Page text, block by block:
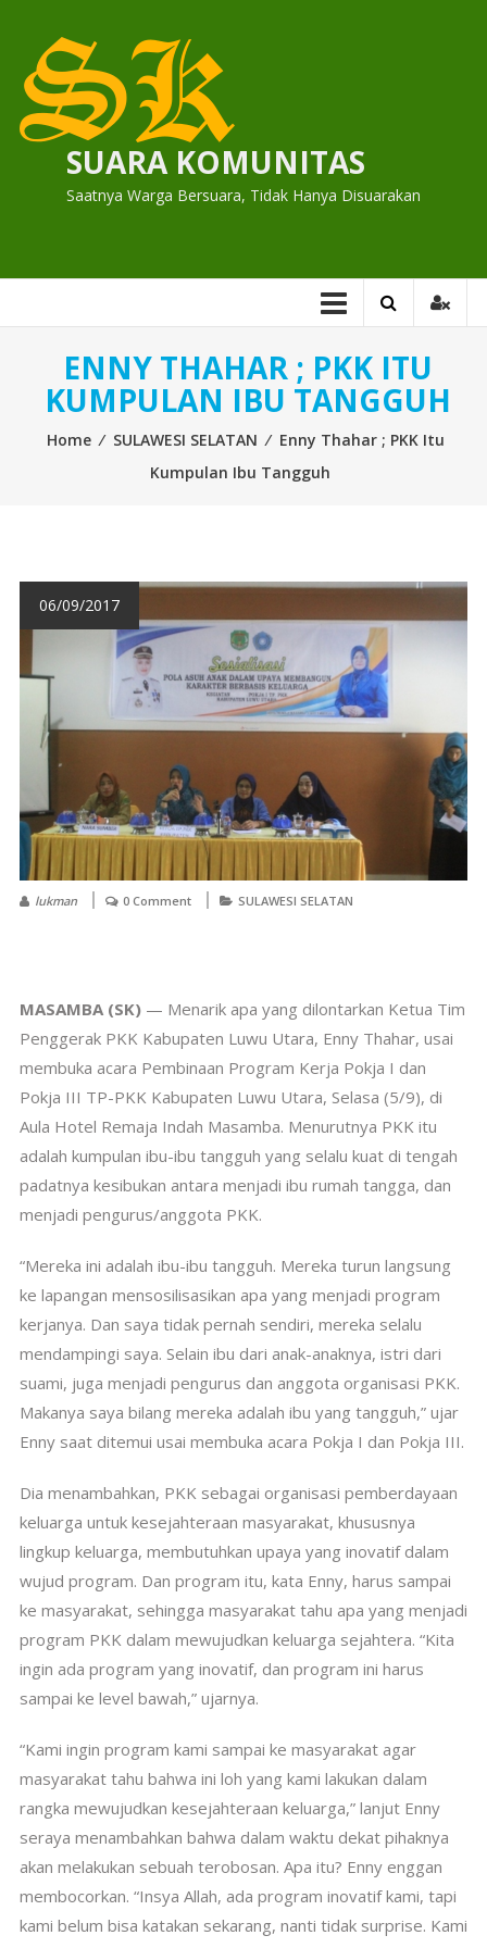
content
SUARA KOMUNITAS
Saatnya Warga Bersuara, Tidak Hanya Disuarakan
ENNY THAHAR ; PKK ITU
KUMPULAN IBU TANGGUH
Home ⁄ SULAWESI SELATAN ⁄ Enny Thahar ; PKK Itu
Kumpulan Ibu Tangguh
06/09/2017
lukman 0 Comment SULAWESI SELATAN
MASAMBA (SK)— Menarik apa yang dilontarkan Ketua Tim
Penggerak PKK Kabupaten Luwu Utara, Enny Thahar, usai
membuka acara Pembinaan Program Kerja Pokja I dan
Pokja III TP-PKK Kabupaten Luwu Utara, Selasa (5/9), di
Aula Hotel Remaja Indah Masamba. Menurutnya PKK itu
adalah kumpulan ibu-ibu tangguh yang selalu kuat di tengah
padatnya kesibukan antara menjadi ibu rumah tangga, dan
menjadi pengurus/anggota PKK.
“Mereka ini adalah ibu-ibu tangguh. Mereka turun langsung
ke lapangan mensosilisasikan apa yang menjadi program
kerjanya. Dan saya tidak pernah sendiri, mereka selalu
mendampingi saya. Selain ibu dari anak-anaknya, istri dari
suami, juga menjadi pengurus dan anggota organisasi PKK.
Makanya saya bilang mereka adalah ibu yang tangguh,” ujar
Enny saat ditemui usai membuka acara Pokja I dan Pokja III.
Dia menambahkan, PKK sebagai organisasi pemberdayaan
keluarga untuk kesejahteraan masyarakat, khususnya
lingkup keluarga, membutuhkan upaya yang inovatif dalam
wujud program. Dan program itu, kata Enny, harus sampai
ke masyarakat, sehingga masyarakat tahu apa yang menjadi
program PKK dalam mewujudkan keluarga sejahtera. “Kita
ingin ada program yang inovatif, dan program ini harus
sampai ke level bawah,” ujarnya.
“Kami ingin program kami sampai ke masyarakat agar
masyarakat tahu bahwa ini loh yang kami lakukan dalam
rangka mewujudkan kesejahteraan keluarga,” lanjut Enny
seraya menambahkan bahwa dalam waktu dekat pihaknya
akan melakukan sebuah terobosan. Apa itu? Enny enggan
membocorkan. “Insya Allah, ada program inovatif kami, tapi
kami belum bisa katakan sekarang, nanti tidak surprise. Kami